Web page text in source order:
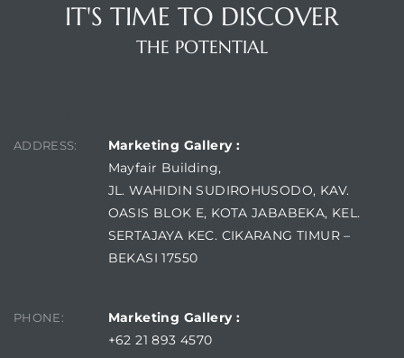
IT'S TIME TO DISCOVER
THE POTENTIAL
ADDRESS:
Marketing Gallery :
Mayfair Building,
JL. WAHIDIN SUDIROHUSODO, KAV.
OASIS BLOK E, KOTA JABABEKA, KEL.
SERTAJAYA KEC. CIKARANG TIMUR –
BEKASI 17550
PHONE:
Marketing Gallery :
+62 21 893 4570